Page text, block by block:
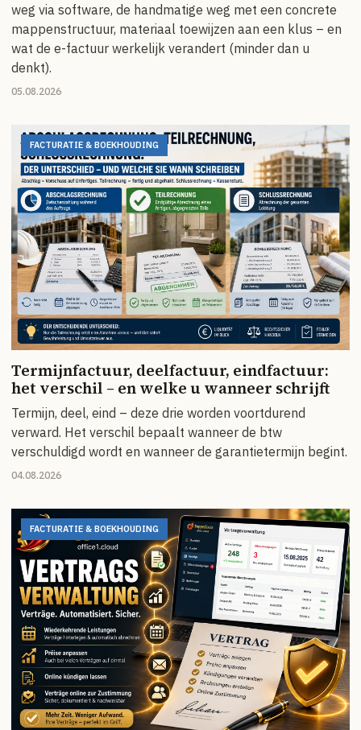
weg via software, de handmatige weg met een concrete
mappenstructuur, materiaal toewijzen aan een klus – en
wat de e-factuur werkelijk verandert (minder dan u
denkt).
05.08.2026
FACTURATIE & BOEKHOUDING
Termijnfactuur, deelfactuur, eindfactuur:
het verschil – en welke u wanneer schrijft
Termijn, deel, eind – deze drie worden voortdurend
verward. Het verschil bepaalt wanneer de btw
verschuldigd wordt en wanneer de garantietermijn begint.
04.08.2026
FACTURATIE & BOEKHOUDING